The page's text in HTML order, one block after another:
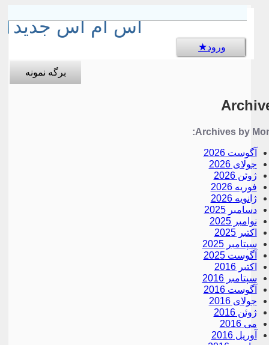
اس ام اس جدید
ورود
برگه نمونه
Archives by
آگوست 2026
جولای 2026
ژوئن 2026
فوریه 2026
ژانویه 2026
دسامبر 2025
نوامبر 2025
اکتبر 2025
سپتامبر 2025
آگوست 2025
اکتبر 2016
سپتامبر 2016
آگوست 2016
جولای 2016
ژوئن 2016
می 2016
آوریل 2016